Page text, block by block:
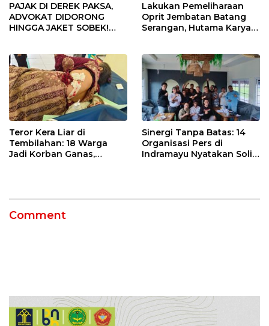
PAJAK DI DEREK PAKSA,
ADVOKAT DIDORONG
HINGGA JAKET SOBEK!
Pekanbaru!
Lakukan Pemeliharaan
Oprit Jembatan Batang
Serangan, Hutama Karya
Teror Kera Liar di
Tembilahan: 18 Warga
Jadi Korban Ganas,
Sinergi Tanpa Batas: 14
Organisasi Pers di
Indramayu Nyatakan Solid
Comment